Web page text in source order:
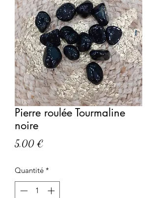
Pierre roulée Tourmaline
noire
5,00 €
Quantité *